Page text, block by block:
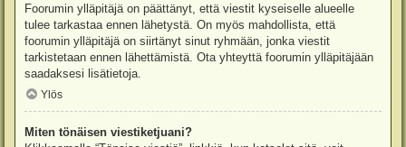
Foorumin ylläpitäjä on päättänyt, että viestit kyseiselle alueelle
tulee tarkastaa ennen lähetystä. On myös mahdollista, että
foorumin ylläpitäjä on siirtänyt sinut ryhmään, jonka viestit
tarkistetaan ennen lähettämistä. Ota yhteyttä foorumin ylläpitäjään
saadaksesi lisätietoja.
Ylös
Miten tönäisen viestiketjuani?